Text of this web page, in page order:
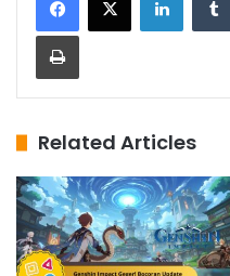
Related Articles